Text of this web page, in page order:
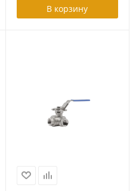
В корзину